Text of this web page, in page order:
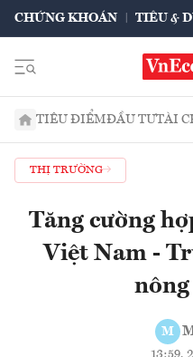
CHỨNG KHOÁN TIÊU &
TIÊU ĐIỂMĐẦU TƯTÀI
THỊ TRƯỜNG
Tăng cường
Việt Nam -
M
13:59,